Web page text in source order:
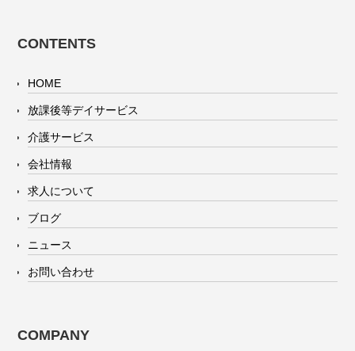
CONTENTS
HOME
放課後等デイサービス
介護サービス
会社情報
求人について
ブログ
ニュース
お問い合わせ
COMPANY